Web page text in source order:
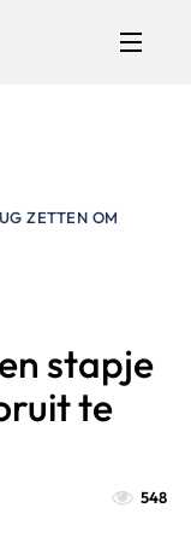
ZETTEN OM
stapje
te
548